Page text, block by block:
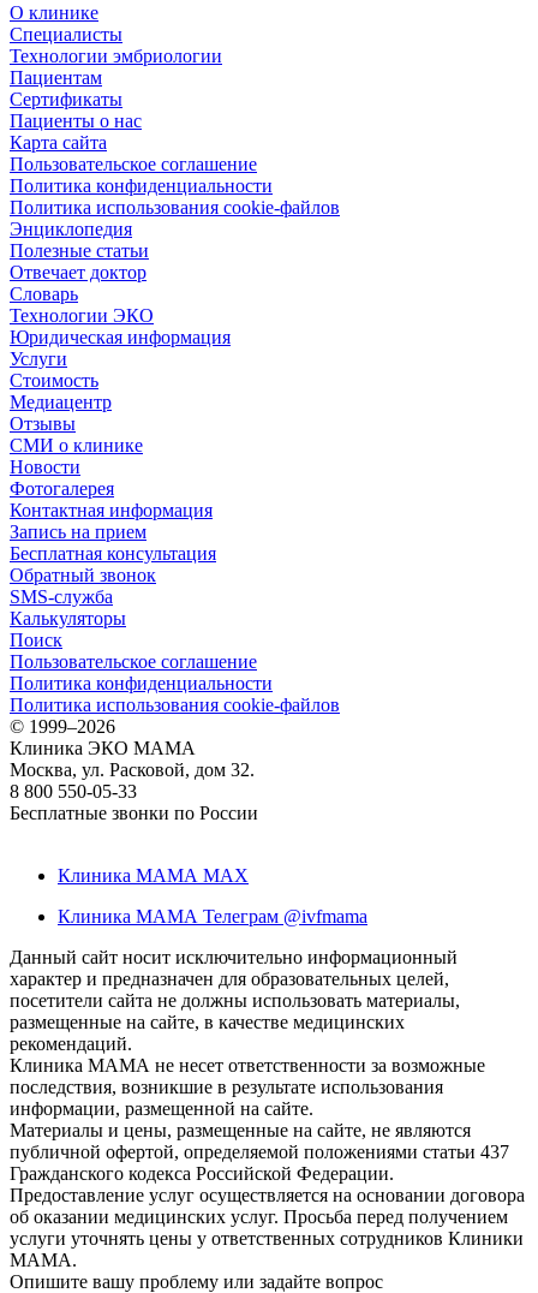
О клинике
Специалисты
Технологии эмбриологии
Пациентам
Сертификаты
Пациенты о нас
Карта сайта
Пользовательское соглашение
Политика конфиденциальности
Политика использования cookie-файлов
Энциклопедия
Полезные статьи
Отвечает доктор
Словарь
Технологии ЭКО
Юридическая информация
Услуги
Стоимость
Медиацентр
Отзывы
СМИ о клинике
Новости
Фотогалерея
Контактная информация
Запись на прием
Бесплатная консультация
Обратный звонок
SMS-служба
Калькуляторы
Поиск
Пользовательское соглашение
Политика конфиденциальности
Политика использования cookie-файлов
© 1999–2026
Клиника ЭКО МАМА
Москва, ул. Расковой, дом 32.
8 800 550-05-33
Бесплатные звонки по России
Клиника МАМА MAX
Клиника МАМА Телеграм @ivfmama
Данный сайт носит исключительно информационный
характер и предназначен для образовательных целей,
посетители сайта не должны использовать материалы,
размещенные на сайте, в качестве медицинских
рекомендаций.
Клиника МАМА не несет ответственности за возможные
последствия, возникшие в результате использования
информации, размещенной на сайте.
Материалы и цены, размещенные на сайте, не являются
публичной офертой, определяемой положениями статьи 437
Гражданского кодекса Российской Федерации.
Предоставление услуг осуществляется на основании договора
об оказании медицинских услуг. Просьба перед получением
услуги уточнять цены у ответственных сотрудников Клиники
МАМА.
Опишите вашу проблему или задайте вопрос